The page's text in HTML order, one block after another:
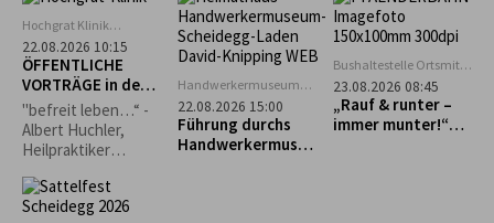
Witterung.
Abend voller Musik
und Gemeinschaft.
Hochgrat Klinik
Stiefenhofen
22.08.2026 10:15
ÖFFENTLICHE
VORTRÄGE in der
Hochgrat Klinik
"befreit leben…“ -
Albert Huchler,
Heilpraktiker
Naturpädagoge
Handwerkermuseum
„Heimathaus"
Scheidegg
22.08.2026 15:00
Führung durchs
Handwerkermuseu
Bushaltestelle Ortsmitte
Scheidegg
23.08.2026 08:45
„Rauf & runter –
immer munter!“